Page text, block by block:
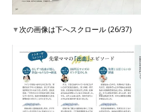
▼次の画像は下へスクロール (26/37)